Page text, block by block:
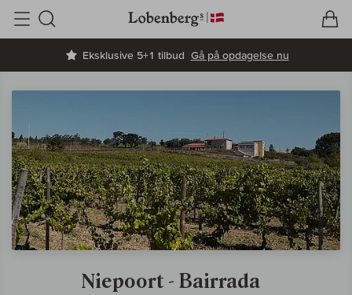
Eksklusive 5+1 tilbud Gå på opdagelse nu
Søg
Niepoort - Bairrada